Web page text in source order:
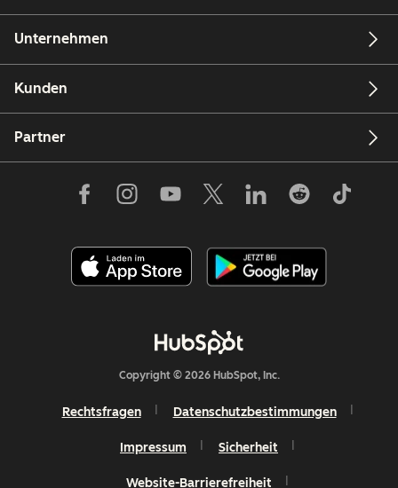
Unternehmen
Kunden
Partner
Copyright © 2026 HubSpot, Inc.
Rechtsfragen Datenschutzbestimmungen
Impressum Sicherheit
Website-Barrierefreiheit